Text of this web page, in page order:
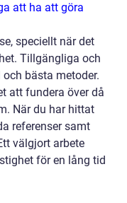
att ha att göra
speciellt när det
Tillgängliga och
bästa metoder.
att fundera över då
När du har hittat
referenser samt
välgjort arbete
för en lång tid